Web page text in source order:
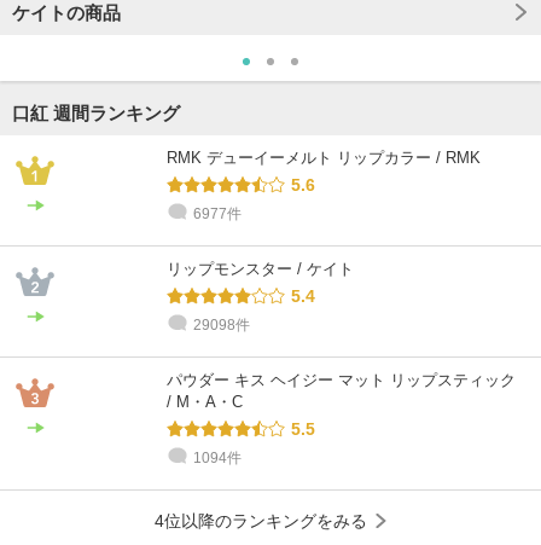
橋本
Inagaki
小林
ケイトの商品
口紅 週間ランキング
RMK デューイーメルト リップカラー / RMK
5.6
6977件
リップモンスター / ケイト
5.4
29098件
パウダー キス ヘイジー マット リップスティック
/ M・A・C
5.5
1094件
4位以降のランキングをみる